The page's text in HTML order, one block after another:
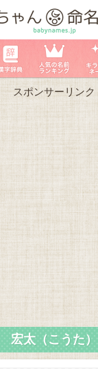
スポンサーリンク
宏太（こうた）